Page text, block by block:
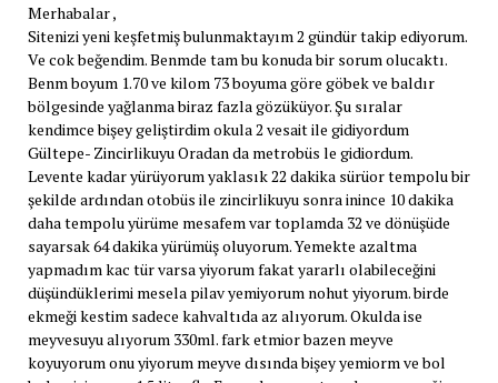
Merhabalar ,
Sitenizi yeni keşfetmiş bulunmaktayım 2 gündür takip ediyorum.
Ve cok beğendim. Benmde tam bu konuda bir sorum olucaktı.
Benm boyum 1.70 ve kilom 73 boyuma göre göbek ve baldır
bölgesinde yağlanma biraz fazla gözüküyor. Şu sıralar
kendimce bişey geliştirdim okula 2 vesait ile gidiyordum
Gültepe- Zincirlikuyu Oradan da metrobüs le gidiordum.
Levente kadar yürüyorum yaklasık 22 dakika sürüor tempolu bir
şekilde ardından otobüs ile zincirlikuyu sonra inince 10 dakika
daha tempolu yürüme mesafem var toplamda 32 ve dönüşüde
sayarsak 64 dakika yürümüş oluyorum. Yemekte azaltma
yapmadım kac tür varsa yiyorum fakat yararlı olabileceğini
düşündüklerimi mesela pilav yemiyorum nohut yiyorum. birde
ekmeği kestim sadece kahvaltıda az alıyorum. Okulda ise
meyvesuyu alıyorum 330ml. fark etmior bazen meyve
koyuyorum onu yiyorum meyve dısında bişey yemiorm ve bol